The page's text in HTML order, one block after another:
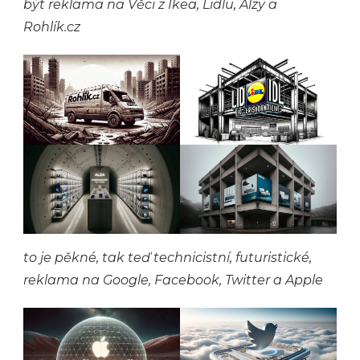
být reklama na Věci z Ikea, Lidlu, Alzy a
Rohlík.cz
to je pěkné, tak teď technicistní, futuristické,
reklama na Google, Facebook, Twitter a Apple